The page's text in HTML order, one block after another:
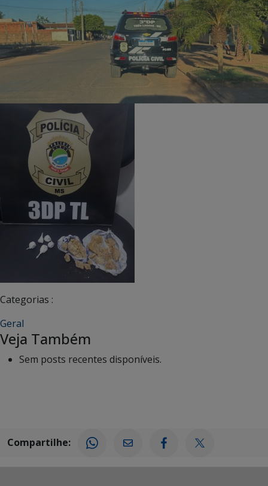
Categorias :
Geral
Veja Também
Sem posts recentes disponíveis.
Compartilhe: